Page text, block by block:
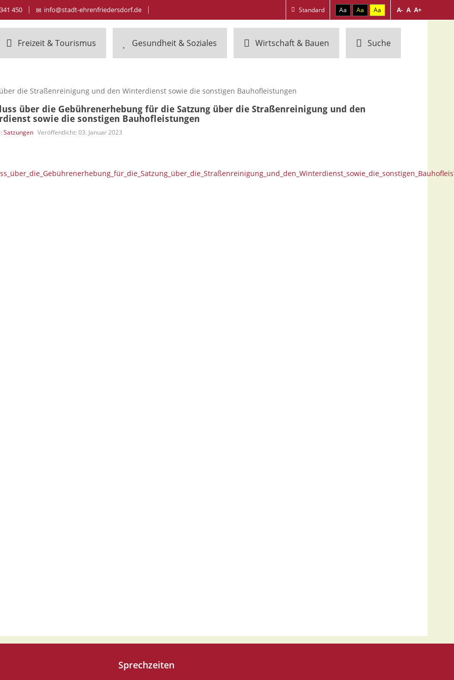
450 info@stadt-ehrenfriedersdorf.de Standard Aa Aa Aa A- A A+
Freizeit & Tourismus Gesundheit & Soziales Wirtschaft & Bauen Suche
die Straßenreinigung und den Winterdienst sowie die sonstigen Bauhofleistungen
über die Gebührenerhebung für die Satzung über die Straßenreinigung und den
sowie die sonstigen Bauhofleistungen
Satzungen Veröffentlicht: 03. Januar 2023
Sprechzeiten